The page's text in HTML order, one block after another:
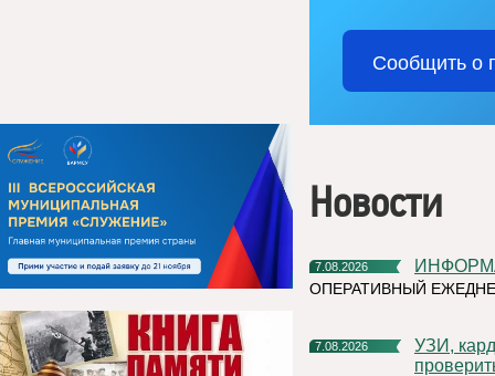
Сообщить о
Новости
7.08.2026
ОПЕРАТИВНЫЙ
7.08.2026
УЗИ, кардиочек-ап и флюорограф: что можно успеть